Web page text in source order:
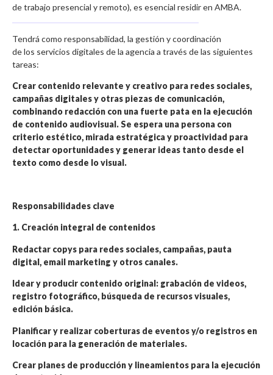
de trabajo presencial y remoto), es esencial residir en AMBA.
Tendrá como responsabilidad, la gestión y coordinación
de los servicios digitales de la agencia a través de las siguientes
tareas:
Crear contenido relevante y creativo para redes sociales,
campañas digitales y otras piezas de comunicación,
combinando redacción con una fuerte pata en la ejecución
de contenido audiovisual. Se espera una persona con
criterio estético, mirada estratégica y proactividad para
detectar oportunidades y generar ideas tanto desde el
texto como desde lo visual.
Responsabilidades clave
1. Creación integral de contenidos
Redactar copys para redes sociales, campañas, pauta
digital, email marketing y otros canales.
Idear y producir contenido original: grabación de videos,
registro fotográfico, búsqueda de recursos visuales,
edición básica.
Planificar y realizar coberturas de eventos y/o registros en
locación para la generación de materiales.
Crear planes de producción y lineamientos para la ejecución